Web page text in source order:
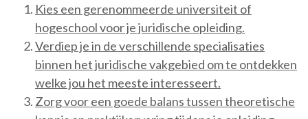
Kies een gerenommeerde universiteit of
hogeschool voor je juridische opleiding.
Verdiep je in de verschillende specialisaties
binnen het juridische vakgebied om te ontdekken
welke jou het meeste interesseert.
Zorg voor een goede balans tussen theoretische